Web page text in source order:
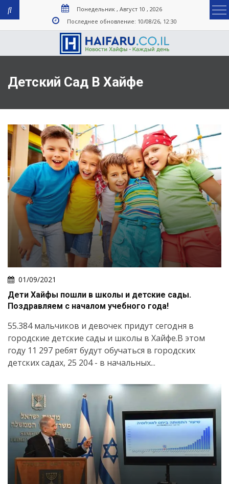
Понедельник , Август 10 , 2026
Последнее обновление: 10/08/26, 12:30
Детский Сад В Хайфе
01/09/2021
Дети Хайфы пошли в школы и детские сады.
Поздравляем с началом учебного года!
55.384 мальчиков и девочек придут сегодня в
городские детские сады и школы в Хайфе.В этом
году 11 297 ребят будут обучаться в городских
детских садах, 25 204 - в начальных...